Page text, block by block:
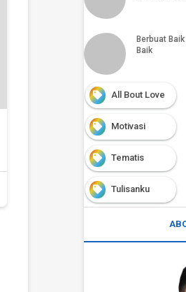
Berbuat
Baik
All Bout Love
Motivasi
Tematis
Tulisanku